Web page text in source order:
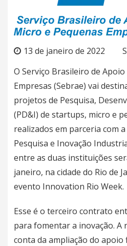
13 de janeiro de 2022
O Serviço Brasileiro de
Empresas (Sebrae) vai
projetos de Pesquisa,
(PD&I) de startups, micro e
realizados em parceria com
Pesquisa e Inovação
entre as duas instituições
janeiro, na cidade do Rio de
evento Innovation Rio Week.
Esse é o terceiro contrato
para fomentar a inovação. A
conta da ampliação do apoio